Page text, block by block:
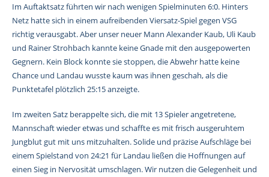
Im Auftaktsatz führten wir nach wenigen Spielminuten 6:0. Hinters
Netz hatte sich in einem aufreibenden Viersatz-Spiel gegen VSG
richtig verausgabt. Aber unser neuer Mann Alexander Kaub, Uli Kaub
und Rainer Strohbach kannte keine Gnade mit den ausgepowerten
Gegnern. Kein Block konnte sie stoppen, die Abwehr hatte keine
Chance und Landau wusste kaum was ihnen geschah, als die
Punktetafel plötzlich 25:15 anzeigte.
Im zweiten Satz berappelte sich, die mit 13 Spieler angetretene,
Mannschaft wieder etwas und schaffte es mit frisch ausgeruhtem
Jungblut gut mit uns mitzuhalten. Solide und präzise Aufschläge bei
einem Spielstand von 24:21 für Landau ließen die Hoffnungen auf
einen Sieg in Nervosität umschlagen. Wir nutzen die Gelegenheit und